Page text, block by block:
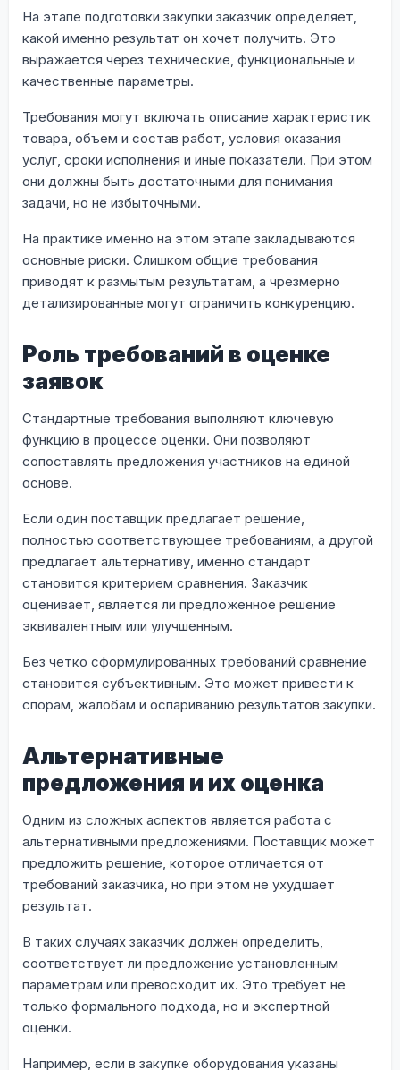
На этапе подготовки закупки заказчик определяет,
какой именно результат он хочет получить. Это
выражается через технические, функциональные и
качественные параметры.
Требования могут включать описание характеристик
товара, объем и состав работ, условия оказания
услуг, сроки исполнения и иные показатели. При этом
они должны быть достаточными для понимания
задачи, но не избыточными.
На практике именно на этом этапе закладываются
основные риски. Слишком общие требования
приводят к размытым результатам, а чрезмерно
детализированные могут ограничить конкуренцию.
Роль требований в оценке
заявок
Стандартные требования выполняют ключевую
функцию в процессе оценки. Они позволяют
сопоставлять предложения участников на единой
основе.
Если один поставщик предлагает решение,
полностью соответствующее требованиям, а другой
предлагает альтернативу, именно стандарт
становится критерием сравнения. Заказчик
оценивает, является ли предложенное решение
эквивалентным или улучшенным.
Без четко сформулированных требований сравнение
становится субъективным. Это может привести к
спорам, жалобам и оспариванию результатов закупки.
Альтернативные
предложения и их оценка
Одним из сложных аспектов является работа с
альтернативными предложениями. Поставщик может
предложить решение, которое отличается от
требований заказчика, но при этом не ухудшает
результат.
В таких случаях заказчик должен определить,
соответствует ли предложение установленным
параметрам или превосходит их. Это требует не
только формального подхода, но и экспертной
оценки.
Например, если в закупке оборудования указаны